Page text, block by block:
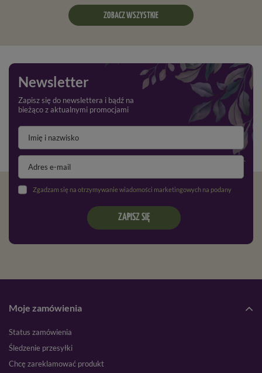
ZOBACZ WSZYSTKIE
Newsletter
Zapisz się do newslettera i bądź na
bieżąco z aktualnymi promocjami
Zgadzam się na otrzymywanie wiadomości marketingowych na podany adres e-mail oraz przetwarzanie danych osobowych zgodnie z
ZAPISZ SIĘ
Moje zamówienia
Status zamówienia
Śledzenie przesyłki
Chcę zareklamować produkt